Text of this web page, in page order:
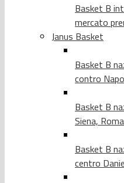
Basket B
mercato
Janus Basket
Basket B
contro
Basket B
Siena,
Basket B
centro